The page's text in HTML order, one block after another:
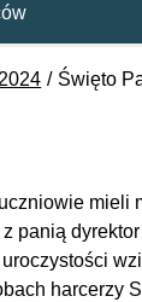
Święto
panią
harcerzy